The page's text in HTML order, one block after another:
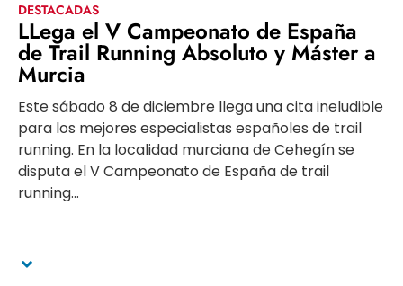
DESTACADAS
LLega el V Campeonato de España
de Trail Running Absoluto y Máster a
Murcia
Este sábado 8 de diciembre llega una cita ineludible
para los mejores especialistas españoles de trail
running. En la localidad murciana de Cehegín se
disputa el V Campeonato de España de trail
running...